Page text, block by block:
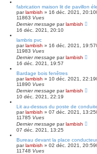
fabrication maison lit de pavillon
parlambish » 16 déc. 2021, 20:10
11863 Vues
Dernier message parlambish
16 déc. 2021, 20:10
lambris pvc
parlambish » 16 déc. 2021, 19:57
11983 Vues
Dernier message parlambish
16 déc. 2021, 19:57
Bardage bois fenêtres
parlambish » 10 déc. 2021, 22:19
11890 Vues
Dernier message parlambish
10 déc. 2021, 22:19
Lit au-dessus du poste de conduite
parlambish » 07 déc. 2021, 13:25
11785 Vues
Dernier message parlambish
07 déc. 2021, 13:25
Bureau devant la place conducteur
parlambish » 02 déc. 2021, 20:59
11748 Vues